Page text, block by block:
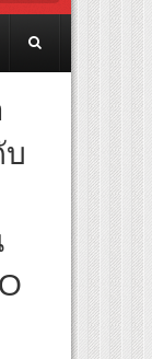
นักท่องเที่ยวคุณภาพจา
เทิงยุคดิจิทัล
ง” และ “ณิชา” ร่วมเติมสี
ฟอร์มการเรียนรู้
ล้านบาท
บ